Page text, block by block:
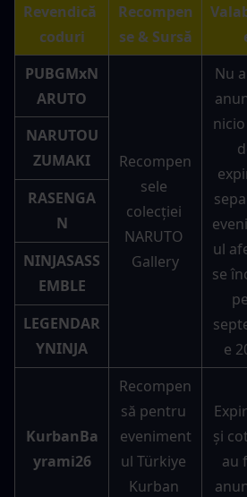
Revendică
coduri
Recompen
se & Sursă
PUBGMxN
ARUTO
Recompen
sele
colecției
NARUTO
Gallery
Nu
ul
se
e
NARUTOU
ZUMAKI
RASENGA
N
NINJASASS
EMBLE
LEGENDAR
YNINJA
KurbanBa
yrami26
Recompen
să pentru
eveniment
ul Türkiye
Kurban
și
au